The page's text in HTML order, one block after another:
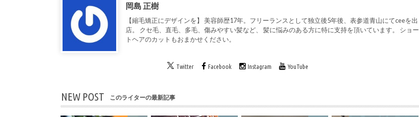
岡島 正樹
【縮毛矯正にデザインを】 美容師歴17年。フリーランスとして独立後5年後、表参道青山にてceeを出
店。 クセ毛、直毛、多毛、傷みやすい髪など、 髪に悩みのある方に特に支持を頂いています。 ショー
トヘアのカットもおまかせください。
Twitter Facebook Instagram YouTube
NEW POST このライターの最新記事